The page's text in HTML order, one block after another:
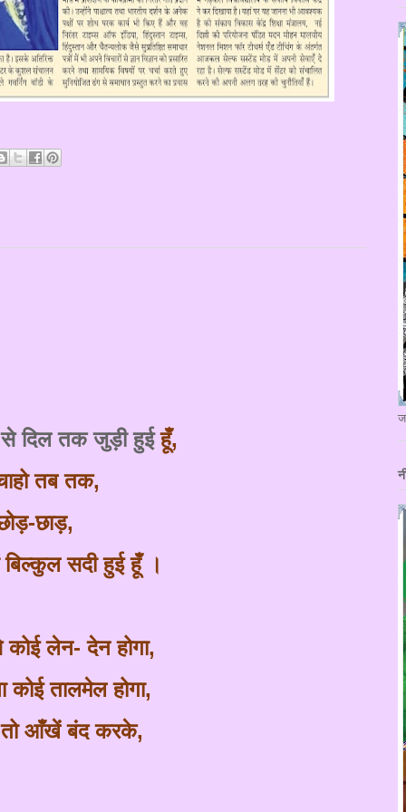
से दिल तक जुड़ी हुईहूँ,
तब तक,
-छाड़,
सदी हुईहूँ।
कोई लेन- देन होगा,
कोई तालमेल होगा,
आँखें बंद करके,